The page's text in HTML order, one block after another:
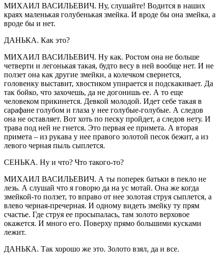
МИХАИЛ ВАСИЛЬЕВИЧ. Ну, слушайте! Водится в наших
краях маленькая голубенькая змейка. И вроде бы она змейка, а
вроде бы и нет.
ДАНЬКА. Как это?
МИХАИЛ ВАСИЛЬЕВИЧ. Ну как. Ростом она не больше
четверти и легонькая такая, будто весу в ней вообще нет. И не
ползет она как другие змейки, а колечком свернется,
головенку выставит, хвостиком упирается и подскакивает. Да
так бойко, что захочешь, да не догонишь ее. А то еще
человеком прикинется. Девкой молодой. Идет себе такая в
сарафане голубом и глаза у нее голубые-голубые. А следов
она не оставляет. Вот хоть по песку пройдет, а следов нету. И
трава под ней не гнется. Это первая ее примета. А вторая
примета – из рукава у нее правого золотой песок бежит, а из
левого черная пыль сыплется.
СЕНЬКА. Ну и что? Что такого-то?
МИХАИЛ ВАСИЛЬЕВИЧ. А ты поперек батьки в пекло не
лезь. А слушай что я говорю да на ус мотай. Она же когда
змейкой-то ползет, то вправо от нее золотая струя сыплется, а
влево черная-пречерная. И одному видеть змейку ту прям
счастье. Где струя ее просыпалась, там золото верховое
окажется. И много его. Поверху прямо большими кусками
лежит.
ДАНЬКА. Так хорошо же это. Золото взял, да и все.